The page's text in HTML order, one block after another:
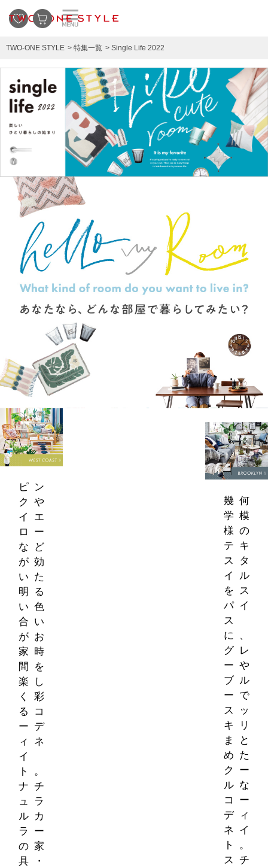
TWO-ONE STYLE 特集一覧 Single Life 2022
ピン
クや
イエ
ロー
など
が効
いた
明る
い色
合い
がお
家時
間を
楽し
く彩
るコ
ーデ
ィネ
イ
ト。
ナチ
ュラ
ルカ
ラー
の家
具・
幾何
学模
様の
テキ
スタ
イル
をス
パイ
ス
に、
グレ
ーや
ブル
ーで
スッ
キリ
まと
めた
クー
ルな
コー
ディ
ネイ
ト。
スチ